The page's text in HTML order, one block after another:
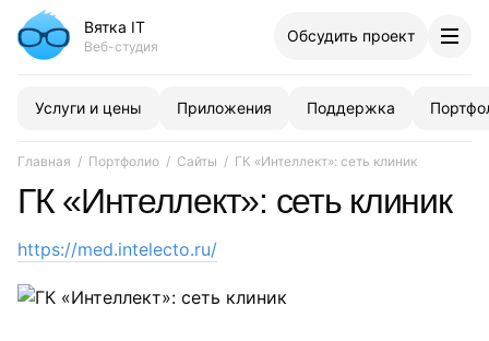
Вятка IT
Веб-студия
Обсудить проект
Услуги и цены Приложения Поддержка
Главная Портфолио Сайты ГК «Интеллект»: сеть клиник
ГК «Интеллект»: сеть клиник
https://med.intelecto.ru/
Согласен с обработкой моих персональных данных и